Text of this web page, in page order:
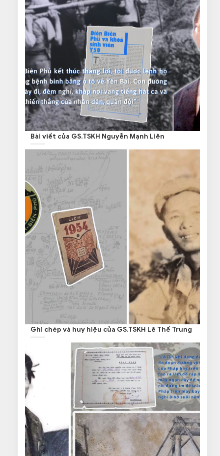
Bài viết của GS.TSKH Nguyễn Mạnh Liên
Ghi chép và huy hiệu của GS.TSKH Lê Thế Trung